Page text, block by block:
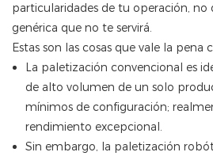
particularidades de tu operación, no
genérica que no te servirá.
Estas son las cosas que vale la pena
La paletización convencional es
de alto volumen de un solo
mínimos de configuración;
rendimiento excepcional.
Sin embargo, la paletización